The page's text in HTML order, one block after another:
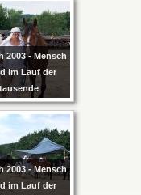
2003 - Mensch
im Lauf der
2003 - Mensch
im Lauf der